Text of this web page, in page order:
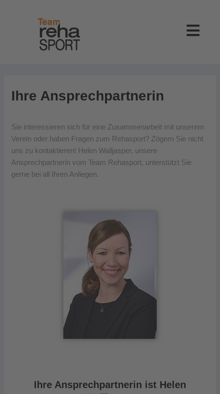
Ihre Ansprechpartnerin
Sie interessieren sich für eine Zusammenarbeit mit unserem
Verein oder haben Fragen zum Rehasport? Zögern Sie nicht
uns zu kontaktieren! Helen Walljasper, unsere
Ansprechpartnerin vom Team Rehasport, unterstützt Sie
gerne bei all Ihren Anliegen.
Ihre Ansprechpartnerin ist Helen